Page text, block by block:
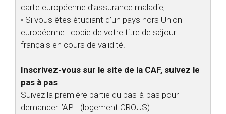
carte européenne d’assurance maladie,
• Si vous êtes étudiant d’un pays hors Union
européenne : copie de votre titre de séjour
français en cours de validité.
Inscrivez-vous sur le site de la CAF, suivez le
pas à pas :
Suivez la première partie du pas-à-pas pour
demander l’APL (logement CROUS).